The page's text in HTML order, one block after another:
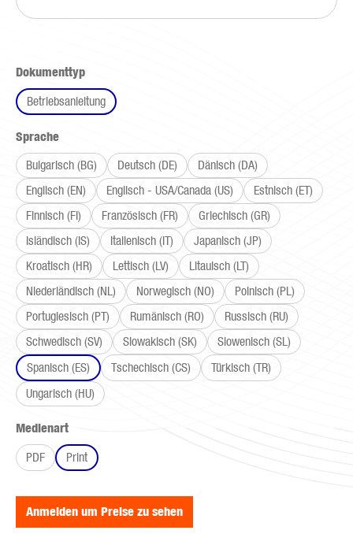
Dokumenttypauswählen
Betriebsanleitung
Spracheauswählen
Bulgarisch (BG)
Deutsch (DE)
Dänisch (DA)
Englisch (EN)
Englisch - USA/Canada (US)
Estnisch (ET)
Finnisch (FI)
Französisch (FR)
Griechisch (GR)
Isländisch (IS)
Italienisch (IT)
Japanisch (JP)
Kroatisch (HR)
Lettisch (LV)
Litauisch (LT)
Niederländisch (NL)
Norwegisch (NO)
Polnisch (PL)
Portugiesisch (PT)
Rumänisch (RO)
Russisch (RU)
Schwedisch (SV)
Slowakisch (SK)
Slowenisch (SL)
Spanisch (ES)
Tschechisch (CS)
Türkisch (TR)
Ungarisch (HU)
Medienartauswählen
PDF
Print
Anmelden um Preise zu sehen